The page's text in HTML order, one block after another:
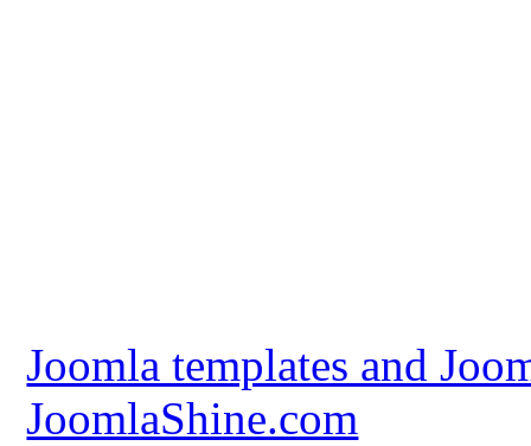
Joomla templates and
JoomlaShine.com